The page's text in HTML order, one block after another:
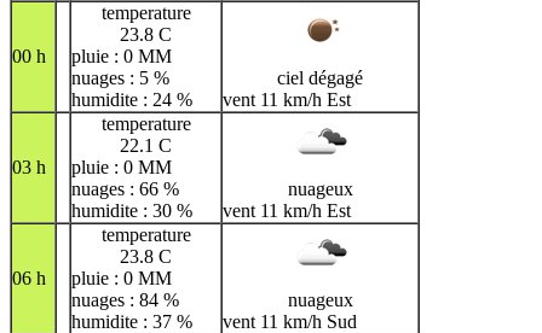
00 h
temperature
23.8 C
pluie : 0 MM
nuages : 5 %
humidite : 24 %
ciel dégagé
vent 11 km/h Est
03 h
temperature
22.1 C
pluie : 0 MM
nuages : 66 %
humidite : 30 %
nuageux
vent 11 km/h Est
06 h
temperature
23.8 C
pluie : 0 MM
nuages : 84 %
humidite : 37 %
nuageux
vent 11 km/h Sud